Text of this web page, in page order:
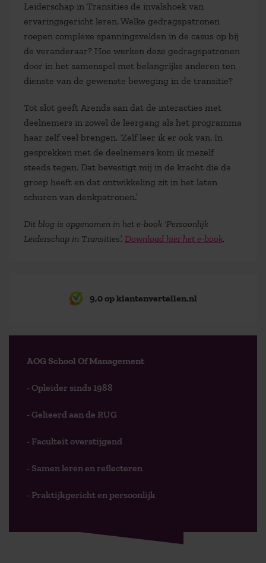
Leiderschap in Transities de invalshoek van
ervaringsgericht leren. Welke gedragspatronen
roepen complexe spanningsvelden in de casus op bij
de veranderaar? Hoe werken deze gedragspatronen
door in het samenspel met belangrijke anderen ten
dienste van de gewenste beweging in de transitie?
Tot slot geeft Arends aan dat de interacties met
deelnemers in zowel de leergang als het programma
haar zelf veel brengen. ‘Zelf leer ik er ook van. In
gesprekken met de deelnemers kom ik mezelf
steeds tegen. Dat bevestigt mij in de kracht die de
groep heeft en dat ontwikkeling zit in het laten
schuren van denkpatronen.’
Dit blog is opgenomen in het e-book ‘Persoonlijk
Leiderschap in Transities’. Download hier het e-book.
9,0 op klantenvertellen.nl
AOG School Of Management
- Opleider sinds 1988
- Gelieerd aan de RUG
- Faculteit overstijgend
- Samen leren en reflecteren
- Praktijkgericht en persoonlijk